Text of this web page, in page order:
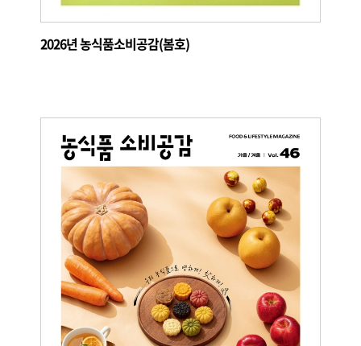
2026년 농식품소비공감(봄호)